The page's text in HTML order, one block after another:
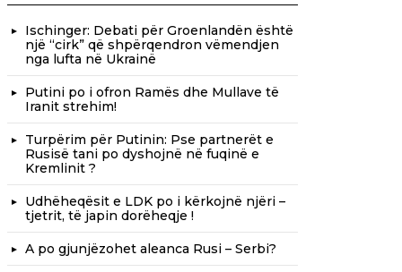
Ischinger: Debati për Groenlandën është
një “cirk” që shpërqendron vëmendjen
nga lufta në Ukrainë
Putini po i ofron Ramës dhe Mullave të
Iranit strehim!
Turpërim për Putinin: Pse partnerët e
Rusisë tani po dyshojnë në fuqinë e
Kremlinit ?
Udhëheqësit e LDK po i kërkojnë njëri –
tjetrit, të japin dorëheqje !
A po gjunjëzohet aleanca Rusi – Serbi?